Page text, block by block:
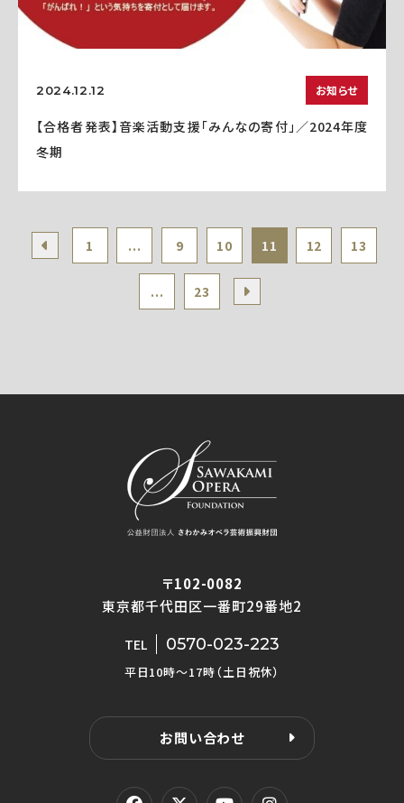
2024.12.12 お知らせ
【合格者発表】音楽活動支援「みんなの寄付」／2024年度
冬期
1 ... 9 10 11 12 13
... 23
〒102-0082
東京都千代田区一番町29番地2
TEL 0570-023-223
平日10時〜17時（土日祝休）
お問い合わせ